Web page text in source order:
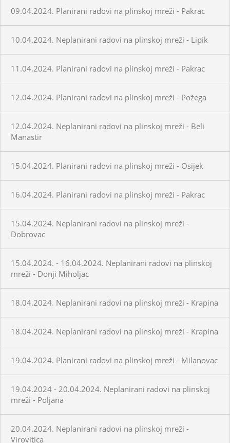
09.04.2024. Planirani radovi na plinskoj mreži - Pakrac
10.04.2024. Neplanirani radovi na plinskoj mreži - Lipik
11.04.2024. Planirani radovi na plinskoj mreži - Pakrac
12.04.2024. Planirani radovi na plinskoj mreži - Požega
12.04.2024. Neplanirani radovi na plinskoj mreži - Beli
Manastir
15.04.2024. Planirani radovi na plinskoj mreži - Osijek
16.04.2024. Planirani radovi na plinskoj mreži - Pakrac
15.04.2024. Neplanirani radovi na plinskoj mreži -
Dobrovac
15.04.2024. - 16.04.2024. Neplanirani radovi na plinskoj
mreži - Donji Miholjac
18.04.2024. Neplanirani radovi na plinskoj mreži - Krapina
18.04.2024. Neplanirani radovi na plinskoj mreži - Krapina
19.04.2024. Planirani radovi na plinskoj mreži - Milanovac
19.04.2024 - 20.04.2024. Neplanirani radovi na plinskoj
mreži - Poljana
20.04.2024. Neplanirani radovi na plinskoj mreži -
Virovitica